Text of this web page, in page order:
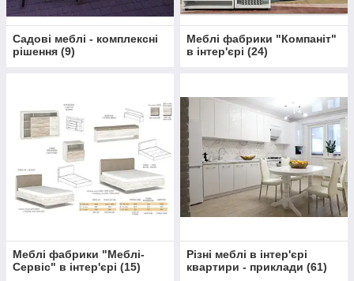
Садові меблі - комплексні
рішення (9)
Меблі фабрики "Компаніт"
в інтер'єрі (24)
Меблі фабрики "Меблі-
Сервіс" в інтер'єрі (15)
Різні меблі в інтер'єрі
квартири - приклади (61)